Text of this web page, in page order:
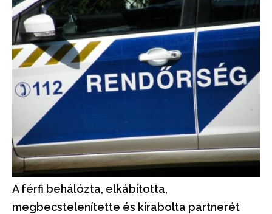
A férfi behálózta, elkábította,
megbecstelenítette és kirabolta partnerét